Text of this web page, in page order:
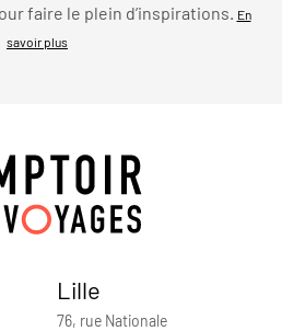
faire le plein d’inspirations.
En
savoir plus
Lille
76, rue Nationale